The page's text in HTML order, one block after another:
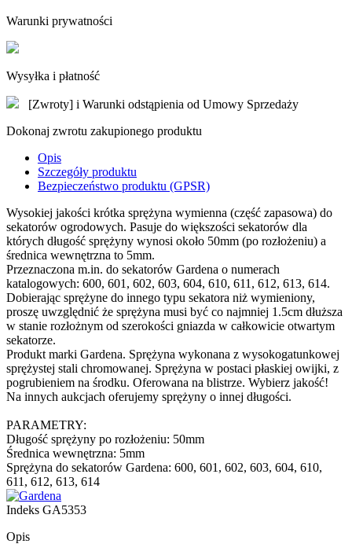
Warunki prywatności
Wysyłka i płatność
[Zwroty] i Warunki odstąpienia od Umowy Sprzedaży
Dokonaj zwrotu zakupionego produktu
Opis
Szczegóły produktu
Bezpieczeństwo produktu (GPSR)
Wysokiej jakości krótka sprężyna wymienna (część zapasowa) do
sekatorów ogrodowych. Pasuje do większości sekatorów dla
których długość sprężyny wynosi około 50mm (po rozłożeniu) a
średnica wewnętrzna to 5mm.
Przeznaczona m.in. do sekatorów Gardena o numerach
katalogowych: 600, 601, 602, 603, 604, 610, 611, 612, 613, 614.
Dobierając sprężyne do innego typu sekatora niż wymieniony,
proszę uwzględnić że sprężyna musi być co najmniej 1.5cm dłuższa
w stanie rozłożnym od szerokości gniazda w całkowicie otwartym
sekatorze.
Produkt marki Gardena. Sprężyna wykonana z wysokogatunkowej
sprężystej stali chromowanej. Sprężyna w postaci płaskiej owijki, z
pogrubieniem na środku. Oferowana na blistrze. Wybierz jakość!
Na innych aukcjach oferujemy sprężyny o innej długości.
PARAMETRY:
Długość sprężyny po rozłożeniu: 50mm
Średnica wewnętrzna: 5mm
Sprężyna do sekatorów Gardena: 600, 601, 602, 603, 604, 610,
611, 612, 613, 614
Indeks GA5353
Opis